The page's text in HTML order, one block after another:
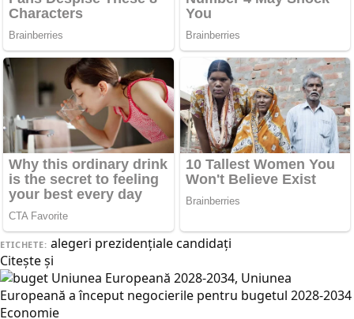
ETICHETE: alegeri prezidențialecandidaţi
Citește și
Economie